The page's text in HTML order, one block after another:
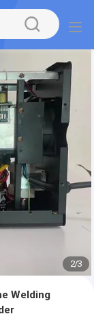
2/3
Welding